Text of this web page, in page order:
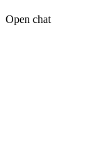
Open chat